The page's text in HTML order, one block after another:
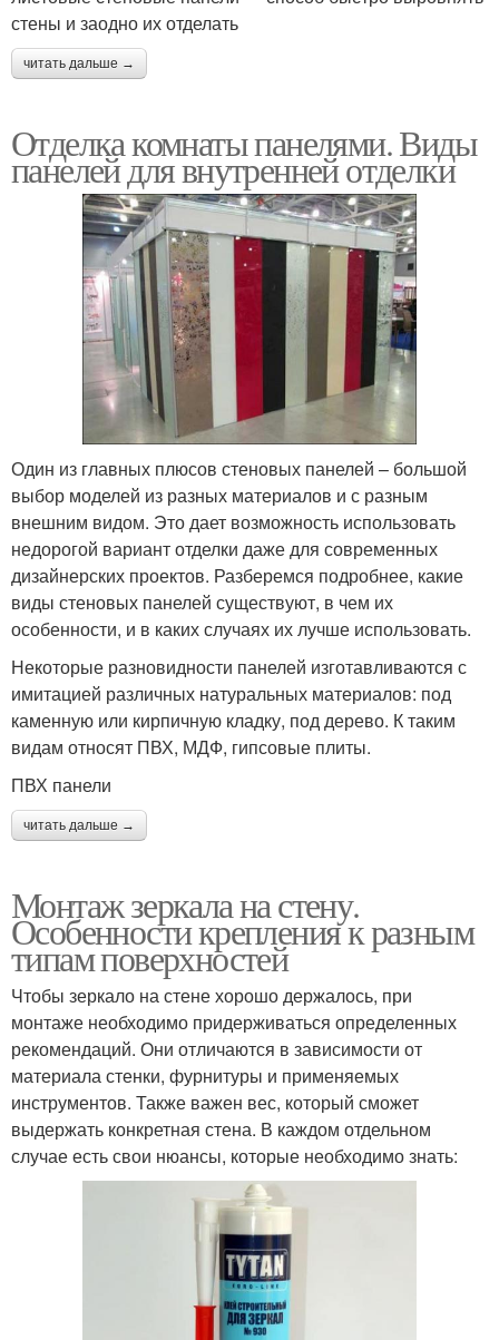
стены и заодно их отделать
читать дальше →
Отделка комнаты панелями. Виды
панелей для внутренней отделки
Один из главных плюсов стеновых панелей – большой
выбор моделей из разных материалов и с разным
внешним видом. Это дает возможность использовать
недорогой вариант отделки даже для современных
дизайнерских проектов. Разберемся подробнее, какие
виды стеновых панелей существуют, в чем их
особенности, и в каких случаях их лучше использовать.
Некоторые разновидности панелей изготавливаются с
имитацией различных натуральных материалов: под
каменную или кирпичную кладку, под дерево. К таким
видам относят ПВХ, МДФ, гипсовые плиты.
ПВХ панели
читать дальше →
Монтаж зеркала на стену.
Особенности крепления к разным
типам поверхностей
Чтобы зеркало на стене хорошо держалось, при
монтаже необходимо придерживаться определенных
рекомендаций. Они отличаются в зависимости от
материала стенки, фурнитуры и применяемых
инструментов. Также важен вес, который сможет
выдержать конкретная стена. В каждом отдельном
случае есть свои нюансы, которые необходимо знать: